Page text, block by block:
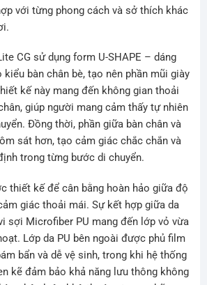
với từng phong cách và sở thích khác
CG sử dụng form U-SHAPE – dáng
kiểu bàn chân bè, tạo nên phần mũi giày
kế này mang đến không gian thoải
giúp người mang cảm thấy tự nhiên
Đồng thời, phần giữa bàn chân và
sát hơn, tạo cảm giác chắc chắn và
trong từng bước di chuyển.
thiết kế để cân bằng hoàn hảo giữa độ
giác thoải mái. Sự kết hợp giữa da
sợi Microfiber PU mang đến lớp vỏ vừa
Lớp da PU bên ngoài được phủ film
bẩn và dễ vệ sinh, trong khi hệ thống
kẽ đảm bảo khả năng lưu thông không